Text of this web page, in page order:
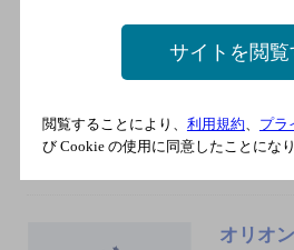
がブリ
[居酒屋]
ＪＲ 長
オリオ
サイトを閲覧
閲覧することにより、 利用規約、 プラ
び Cookie の使用に同意したことになり